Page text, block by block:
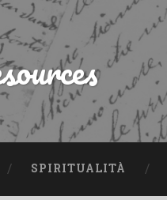
SPIRITUALITÀ